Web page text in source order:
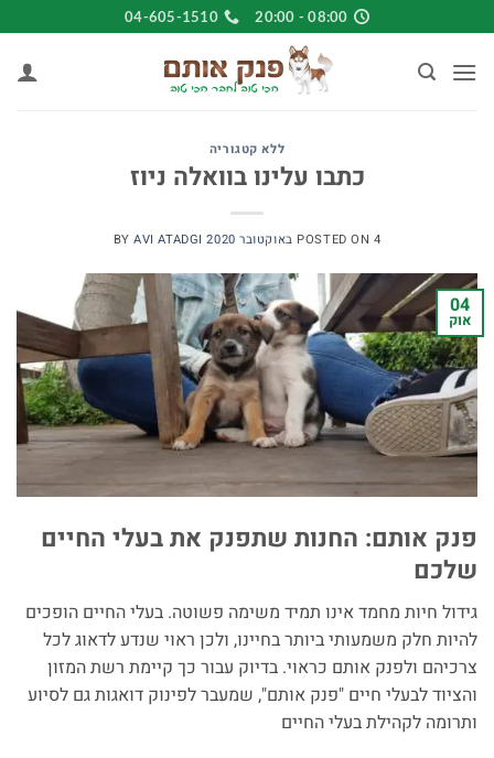
to
content
08:00 - 20:00
04-605-1510
ללא קטגוריה
כתבו עלינו בוואלה ניוז
POSTED ON 4 באוקטובר 2020 BYAVI ATADGI
04
אוק
פנק אותם: החנות שתפנק את בעלי החיים
שלכם
גידול חיות מחמד אינו תמיד משימה פשוטה. בעלי החיים הופכים
להיות חלק משמעותי ביותר בחיינו, ולכן ראוי שנדע לדאוג לכל
צרכיהם ולפנק אותם כראוי. בדיוק עבור כך קיימת רשת המזון
והציוד לבעלי חיים "פנק אותם", שמעבר לפינוק דואגות גם לסיוע
ותרומה לקהילת בעלי החיים